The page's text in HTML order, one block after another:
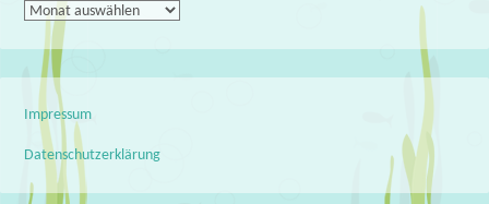
Archiv
Impressum
Datenschutzerklärung